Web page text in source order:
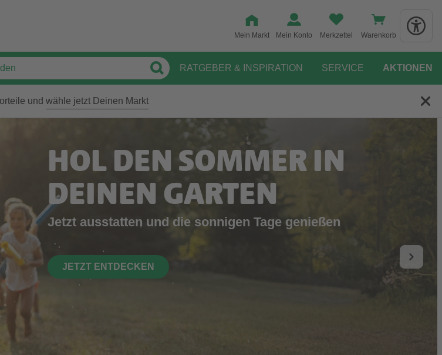
Mein Markt Mein Konto Merkzettel Warenkorb
RATGEBER & INSPIRATION SERVICE AKTIONEN
und wähle jetzt Deinen Markt
HOL DEN SOMMER IN
DEINEN GARTEN
Jetzt ausstatten und die sonnigen Tage genießen
JETZT ENTDECKEN